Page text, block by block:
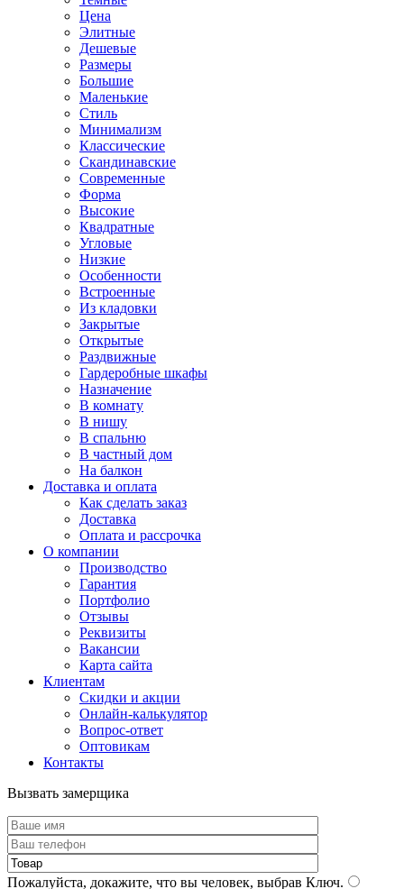
Цена
Элитные
Дешевые
Размеры
Большие
Маленькие
Стиль
Минимализм
Классические
Скандинавские
Современные
Форма
Высокие
Квадратные
Угловые
Низкие
Особенности
Встроенные
Из кладовки
Закрытые
Открытые
Раздвижные
Гардеробные шкафы
Назначение
В комнату
В нишу
В спальню
В частный дом
На балкон
Доставка и оплата
Как сделать заказ
Доставка
Оплата и рассрочка
О компании
Производство
Гарантия
Портфолио
Отзывы
Реквизиты
Вакансии
Карта сайта
Клиентам
Скидки и акции
Онлайн-калькулятор
Вопрос-ответ
Оптовикам
Контакты
Вызвать замерщика
Пожалуйста, докажите, что вы человек, выбрав Ключ.